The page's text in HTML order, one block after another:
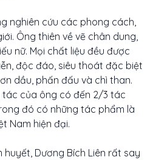
nghiên cứu các phong cách,
Ông thiên về vẽ chân dung,
nữ. Mọi chất liệu đều được
độc đáo, siêu thoát đặc biệt
dầu, phấn đấu và chì than.
tác của ông có đến 2/3 tác
đó có những tác phẩm là
Nam hiện đại.
Dương Bích Liên rất say